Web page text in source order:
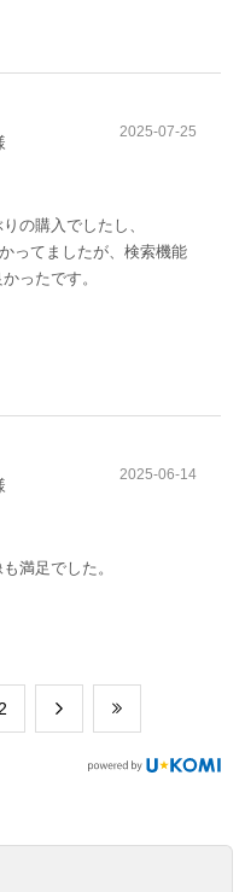
2025-07-25
の購入でしたし、
ってましたが、検索機能
ったです。
2025-06-14
満足でした。
​2